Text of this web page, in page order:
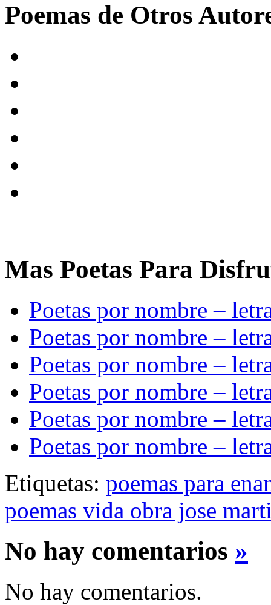
Poemas de Otros
Mas Poetas Para
Poetas por nombre –
Poetas por nombre –
Poetas por nombre –
Poetas por nombre –
Poetas por nombre –
Poetas por nombre –
Etiquetas: poemas para
poemas vida obra jose
No hay comentarios »
No hay comentarios.